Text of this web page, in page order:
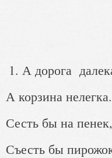
А дорога
А корзина нелегка.
Сесть бы на пенек,
Съесть бы